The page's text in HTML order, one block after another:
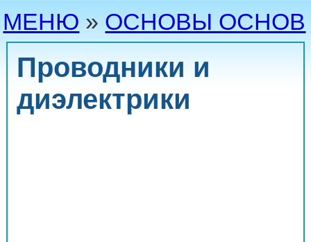
МЕНЮ » ОСНОВЫ ОСНОВ
Проводники и
диэлектрики